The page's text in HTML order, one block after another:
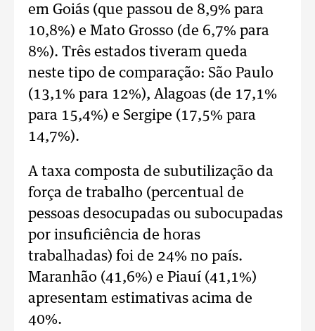
em Goiás (que passou de 8,9% para
10,8%) e Mato Grosso (de 6,7% para
8%). Três estados tiveram queda
neste tipo de comparação: São Paulo
(13,1% para 12%), Alagoas (de 17,1%
para 15,4%) e Sergipe (17,5% para
14,7%).
A taxa composta de subutilização da
força de trabalho (percentual de
pessoas desocupadas ou subocupadas
por insuficiência de horas
trabalhadas) foi de 24% no país.
Maranhão (41,6%) e Piauí (41,1%)
apresentam estimativas acima de
40%.